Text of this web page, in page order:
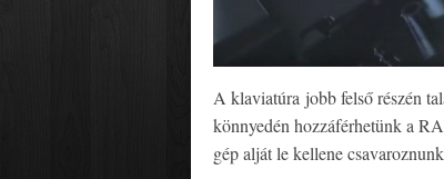
A klaviatúra jobb felső részén
könnyedén hozzáférhetünk a
gép alját le kellene